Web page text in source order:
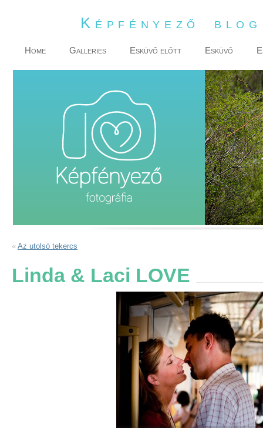
Képfényező
Home Galleries Esküvő előtt Esküvő
« Az utolsó tekercs
Linda & Laci LOVE